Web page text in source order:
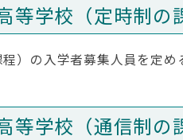
学校（定時制の
）の入学者募集人員を定め
学校（通信制の